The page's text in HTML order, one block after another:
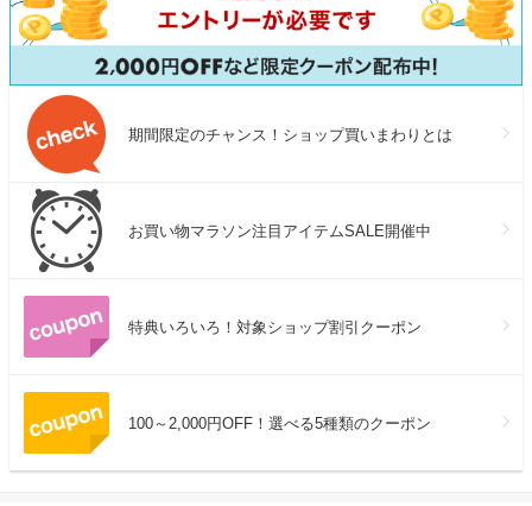
期間限定のチャンス！ショップ買いまわりとは
お買い物マラソン注目アイテムSALE開催中
特典いろいろ！対象ショップ割引クーポン
100～2,000円OFF！選べる5種類のクーポン